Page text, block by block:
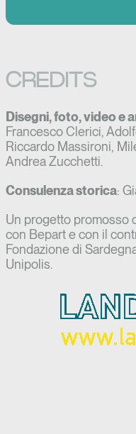
CREDITS
Disegni, foto, video e
Francesco Clerici,
Riccardo Massironi,
Andrea Zucchetti.
Consulenza storica:
Un progetto promosso
con Bepart e con il
Fondazione di
Unipolis.